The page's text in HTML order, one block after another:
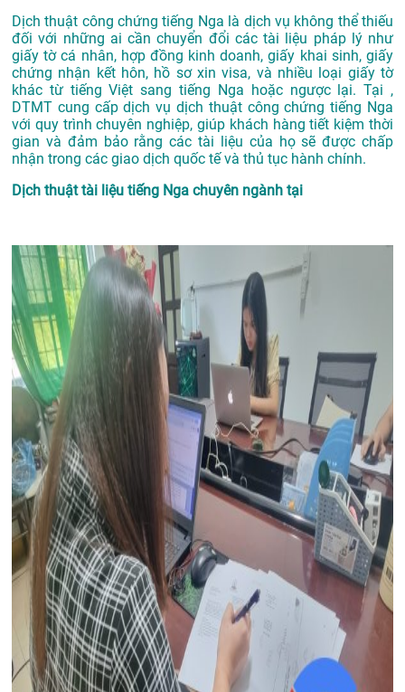
Dịch thuật công chứng tiếng Nga là dịch vụ không thể thiếu
đối với những ai cần chuyển đổi các tài liệu pháp lý như
giấy tờ cá nhân, hợp đồng kinh doanh, giấy khai sinh, giấy
chứng nhận kết hôn, hồ sơ xin visa, và nhiều loại giấy tờ
khác từ tiếng Việt sang tiếng Nga hoặc ngược lại. Tại ,
DTMT cung cấp dịch vụ dịch thuật công chứng tiếng Nga
với quy trình chuyên nghiệp, giúp khách hàng tiết kiệm thời
gian và đảm bảo rằng các tài liệu của họ sẽ được chấp
nhận trong các giao dịch quốc tế và thủ tục hành chính.
Dịch thuật tài liệu tiếng Nga chuyên ngành tại